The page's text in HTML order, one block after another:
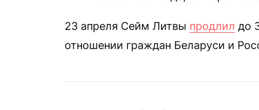
23 апреля Сейм Литвы продлил до
отношении граждан Беларуси и